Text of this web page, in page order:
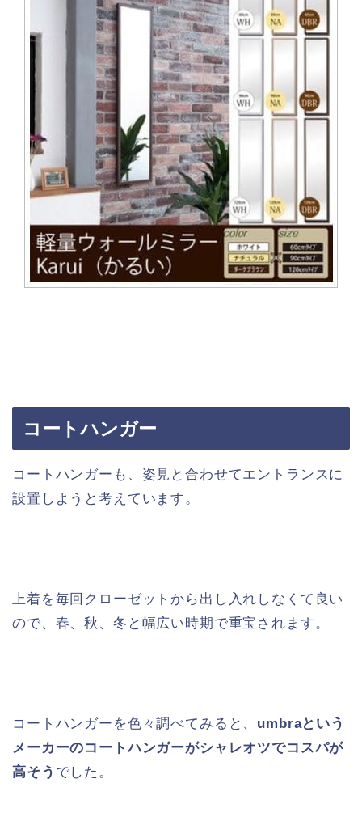
コートハンガー
コートハンガーも、姿見と合わせてエントランスに
設置しようと考えています。
上着を毎回クローゼットから出し入れしなくて良い
ので、春、秋、冬と幅広い時期で重宝されます。
コートハンガーを色々調べてみると、 umbraという
メーカーのコートハンガーがシャレオツでコスパが
高そう でした。